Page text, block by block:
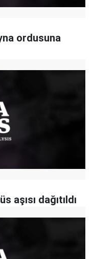
ordusuna
aşısı dağıtıldı